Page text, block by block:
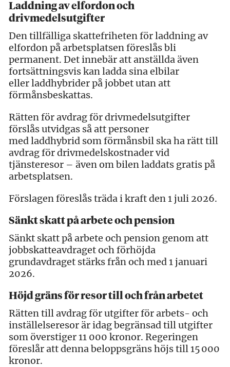
Laddning av elfordon och
drivmedelsutgifter
Den tillfälliga skattefriheten för laddning av
elfordon på arbetsplatsen föreslås bli
permanent. Det innebär att anställda även
fortsättningsvis kan ladda sina elbilar
eller laddhybrider på jobbet utan att
förmånsbeskattas.
Rätten för avdrag för drivmedelsutgifter
förslås utvidgas så att personer
med laddhybrid som förmånsbil ska ha rätt till
avdrag för drivmedelskostnader vid
tjänsteresor – även om bilen laddats gratis på
arbetsplatsen.
Förslagen föreslås träda i kraft den 1 juli 2026.
Sänkt skatt på arbete och pension
Sänkt skatt på arbete och pension genom att
jobbskatteavdraget och förhöjda
grundavdraget stärks från och med 1 januari
2026.
Höjd gräns för resor till och från arbetet
Rätten till avdrag för utgifter för arbets- och
inställelseresor är idag begränsad till utgifter
som överstiger 11 000 kronor. Regeringen
föreslår att denna beloppsgräns höjs till 15 000
kronor.